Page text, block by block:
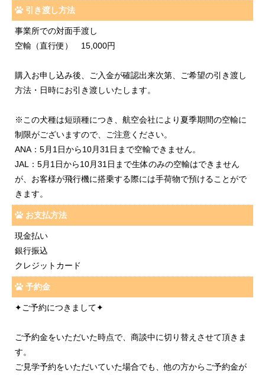
引き渡し方法
事業所での対面手渡し
空輸（直行便） 15,000円
購入お申し込み後、ご入金が確認出来次第、ご希望の引き渡し
方法・日時にお引き渡しいたします。
※この犬種は短頭種につき、航空会社により夏季期間の空輸に
制限がございますので、ご注意ください。
ANA：5月1日から10月31日まで空輸できません。
JAL：5月1日から10月31日まで生体のみの空輸はできません
が、お客様が飛行機に搭乗する際には手荷物で預けることがで
きます。
お支払方法
現金払い
銀行振込
クレジットカード
予約金
✦ご予約につきまして✦
ご予約金をいただいた時点で、商談中に切り替えさせて頂きま
す。
ご見学予約をいただいていた場合でも、他の方からご予約金が